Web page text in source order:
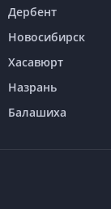
Дербент
Новосибирск
Хасавюрт
Назрань
Балашиха